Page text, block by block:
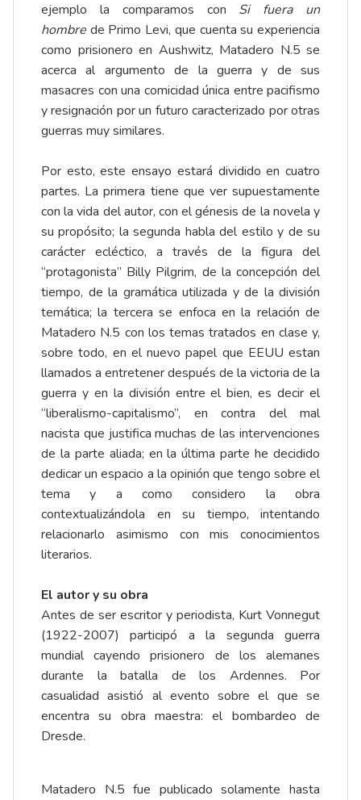
ejemplo la comparamos con Si fuera un
hombre de Primo Levi, que cuenta su experiencia
como prisionero en Aushwitz, Matadero N.5 se
acerca al argumento de la guerra y de sus
masacres con una comicidad única entre pacifismo
y resignación por un futuro caracterizado por otras
guerras muy similares.
Por esto, este ensayo estará dividido en cuatro
partes. La primera tiene que ver supuestamente
con la vida del autor, con el génesis de la novela y
su propósito; la segunda habla del estilo y de su
carácter ecléctico, a través de la figura del
“protagonista” Billy Pilgrim, de la concepción del
tiempo, de la gramática utilizada y de la división
temática; la tercera se enfoca en la relación de
Matadero N.5 con los temas tratados en clase y,
sobre todo, en el nuevo papel que EEUU estan
llamados a entretener después de la victoria de la
guerra y en la división entre el bien, es decir el
“liberalismo-capitalismo”, en contra del mal
nacista que justifica muchas de las intervenciones
de la parte aliada; en la última parte he decidido
dedicar un espacio a la opinión que tengo sobre el
tema y a como considero la obra
contextualizándola en su tiempo, intentando
relacionarlo asimismo con mis conocimientos
literarios.
El autor y su obra
Antes de ser escritor y periodista, Kurt Vonnegut
(1922-2007) participó a la segunda guerra
mundial cayendo prisionero de los alemanes
durante la batalla de los Ardennes. Por
casualidad asistió al evento sobre el que se
encentra su obra maestra: el bombardeo de
Dresde.
Matadero N.5 fue publicado solamente hasta